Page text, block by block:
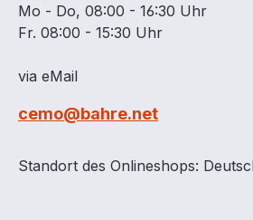
gewerblichen Bereichen
gerüstet und verarbeitet
unterschiedliche
Rahmen und die Achse
und tragen das robuste
Mo - Do, 08:00 - 16:30 Uhr
Fr. 08:00 - 15:30 Uhr
via eMail
cemo@bahre.net
Standort des Onlineshops: